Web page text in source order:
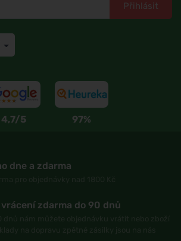
Přihlásit
4,7/5 97%
dne a zdarma
zdarma do 90 dnů